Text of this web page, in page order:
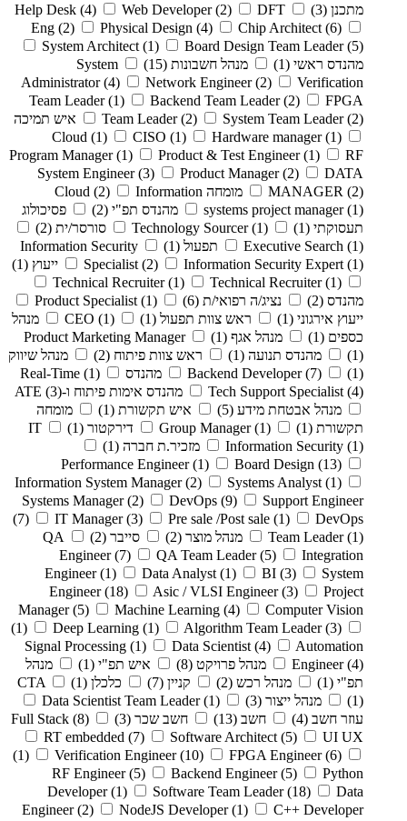
מתכנן (3)
Help Desk (4) Web Developer (2)
DFT
Eng (2) Physical Design (4) Chip Architect (6)
System Architect (1) Board Design Team Leader (5)
מהנדס ראשי (1) מנהל חשבונות (15)
System
Administrator (4) Network Engineer (2)
Verification
Team Leader (1) Backend Team Leader (2)
FPGA
Team Leader (2) System Team Leader (2)
איש תמיכה
Cloud (1) CISO (1) Hardware manager (1)
Program Manager (1) Product & Test Engineer (1)
RF
System Engineer (3) Product Manager (2)
DATA
MANAGER (2) מומחה Cloud (2)
Information
systems project manager (1) מהנדס תפ"י (2)
פסיכולוג
תעסוקתי (1)
Technology Sourcer (1) סורסר/ית (2)
Executive Search (1) תפעול (1)
Information Security
Specialist (2) Information Security Expert (1) ייעוץ (1)
Technical Recruiter (1) Technical Recruiter (1)
מהנדס (2) נציג/ה רפואי/ת (6)
Product Specialist (1)
ייעוץ אירגוני (1) ראש צוות תפעול (1)
CEO (1)
מנהל
כספים (1) מנהל אגף (1)
Product Marketing Manager
(1)
מהנדס תנועה (1) ראש צוות פיתוח (2)
מנהל שיווק
(1)
Backend Developer (7) מהנדס Real-Time
(1)
Tech Support Specialist (4) מהנדס אימות פיתוח ו-ATE(3)
מנהל אבטחת מידע (5) איש תקשורת (1)
מומחה
תקשורת (1)
Group Manager (1) דירקטור (1)
IT
Information Security (1) מזכיר.ת חברה (1)
Performance Engineer (1) Board Design (13)
Information System Manager (2) Systems Analyst (1)
Systems Manager (2) DevOps (9)
Support Engineer
(7)
IT Manager (3) Pre sale /Post sale (1)
DevOps
Team Leader (1) מנהל מוצר (2) סייבר (2)
QA
Engineer (7) QA Team Leader (5)
Integration
Engineer (1) Data Analyst (1) BI (3)
System
Engineer (18) Asic / VLSI Engineer (3)
Project
Manager (5) Machine Learning (4)
Computer Vision
(1)
Deep Learning (1) Algorithm Team Leader (3)
Signal Processing (1) Data Scientist (4)
Automation
Engineer (4) מנהל פרויקט (8) איש תפ"י (1)
מנהל
תפ"י (1) מנהל רכש (2) קניין (7) כלכלן (1)
CTA
(1)
מנהל ייצור (3)
Data Scientist Team Leader (1)
עוזר חשב (4) חשב (13) חשב שכר (3)
Full Stack (8)
RT embedded (7) Software Architect (5)
UI UX
(1)
Verification Engineer (10) FPGA Engineer (6)
RF Engineer (5) Backend Engineer (5)
Python
Developer (1) Software Team Leader (18)
Data
Engineer (2) NodeJS Developer (1)
C++ Developer